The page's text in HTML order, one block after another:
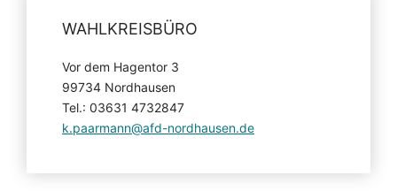
WAHLKREISBÜRO
Vor dem Hagentor 3
99734 Nordhausen
Tel.: 03631 4732847
k.paarmann@afd-nordhausen.de